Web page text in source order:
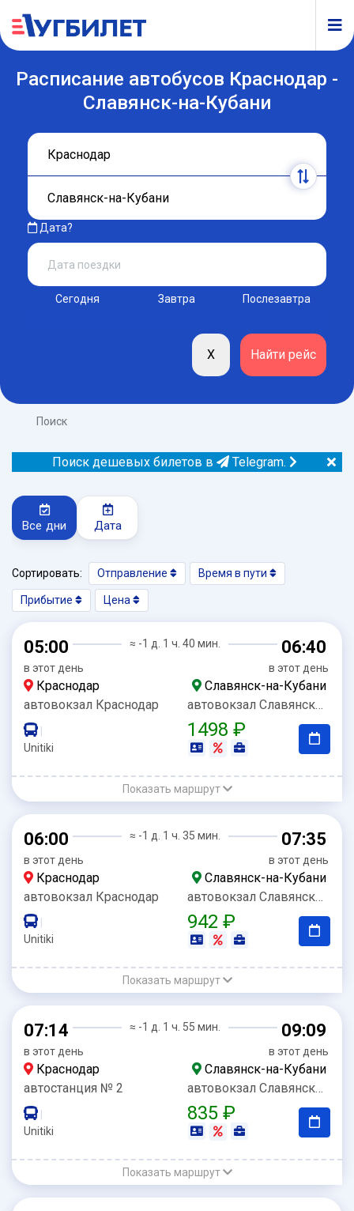
Расписание автобусов Краснодар -
Славянск-на-Кубани
Дата?
Сегодня Завтра Послезавтра
Поиск
Поиск дешевых билетов в Telegram.
Все дни Дата
Сортировать: Отправление Время в пути
Прибытие Цена
05:00
в этот день
≈ -1 д. 1 ч. 40 мин. 06:40
в этот день
Краснодар
Славянск-на-Кубани
автовокзал Краснодар
автовокзал Славянск-на-Кубани
Unitiki
1498 ₽
Показать маршрут
06:00
в этот день
≈ -1 д. 1 ч. 35 мин. 07:35
в этот день
Краснодар
Славянск-на-Кубани
автовокзал Краснодар
автовокзал Славянск-на-Кубани
Unitiki
942 ₽
Показать маршрут
07:14
в этот день
≈ -1 д. 1 ч. 55 мин. 09:09
в этот день
Краснодар
Славянск-на-Кубани
автостанция № 2
автовокзал Славянск-на-Кубани
Unitiki
835 ₽
Показать маршрут